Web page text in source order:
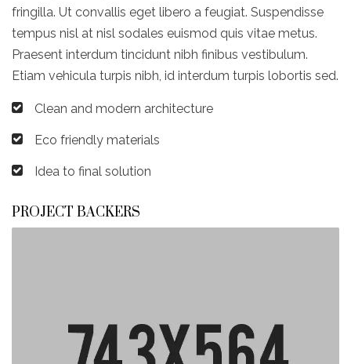
fringilla. Ut convallis eget libero a feugiat. Suspendisse
tempus nisl at nisl sodales euismod quis vitae metus.
Praesent interdum tincidunt nibh finibus vestibulum.
Etiam vehicula turpis nibh, id interdum turpis lobortis sed.
Clean and modern architecture
Eco friendly materials
Idea to final solution
PROJECT BACKERS